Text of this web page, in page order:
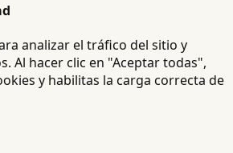
analizar el tráfico del sitio y
Al hacer clic en "Aceptar todas",
y habilitas la carga correcta de